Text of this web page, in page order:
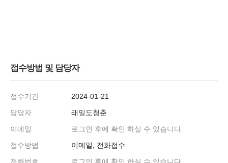
접수방법 및 담당자
접수기간
2024-01-21
담당자
래일도청춘
이메일
로그인 후에 확인 하실 수 있습니다.
접수방법
이메일, 전화접수